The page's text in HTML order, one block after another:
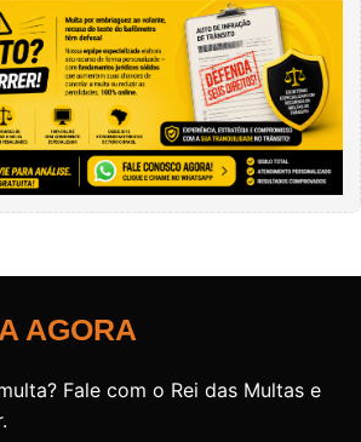
AGORA
Fale com o Rei das Multas e